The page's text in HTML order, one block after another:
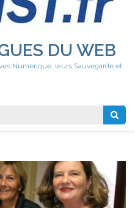
DU WEB
Numérique, leurs Sauvegarde et
Rechercher